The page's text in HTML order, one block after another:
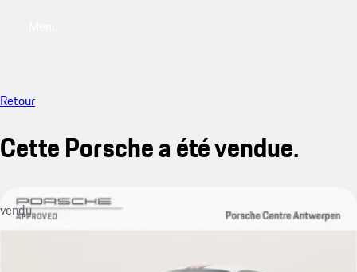
Retour
Cette Porsche a été vendue.
vendu